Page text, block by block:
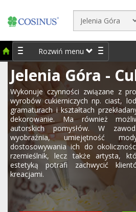
Rozwiń menu
Jelenia Góra -
Wykonuje czynności związane z
wyrobów cukierniczych np. ciast,
gramaturach i kształtach
dekorowanie. Ma również
autorskich pomysłów. W
wyobraźnia, umiejętność
dostosowywania ich do
rzemieślnik, lecz także artysta,
estetyką potrafi zachwycić
kreacjami.